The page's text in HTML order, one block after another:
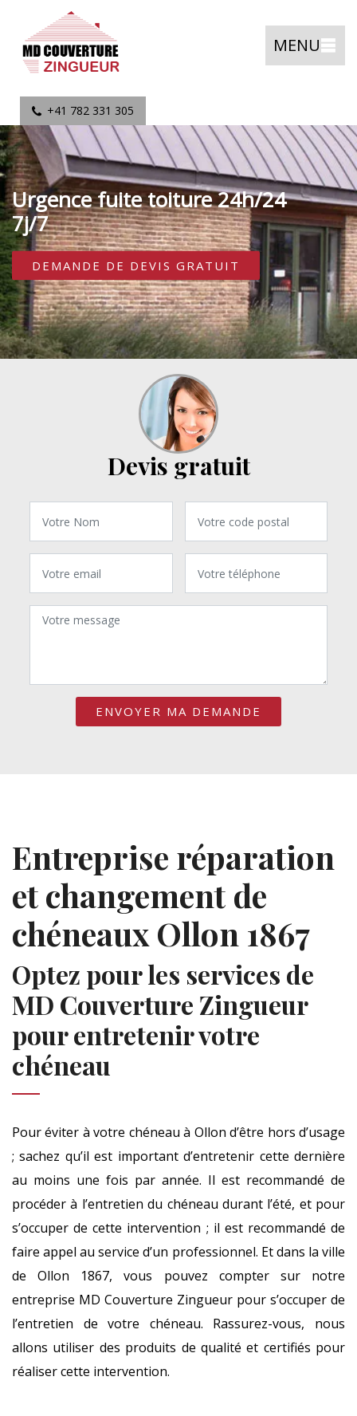
MENU
+41 782 331 305
Urgence fuite toiture 24h/24
7j/7
DEMANDE DE DEVIS GRATUIT
Devis gratuit
Entreprise réparation
et changement de
chéneaux Ollon 1867
Optez pour les services de
MD Couverture Zingueur
pour entretenir votre
chéneau
Pour éviter à votre chéneau à Ollon d’être hors d’usage
; sachez qu’il est important d’entretenir cette dernière
au moins une fois par année. Il est recommandé de
procéder à l’entretien du chéneau durant l’été, et pour
s’occuper de cette intervention ; il est recommandé de
faire appel au service d’un professionnel. Et dans la ville
de Ollon 1867, vous pouvez compter sur notre
entreprise MD Couverture Zingueur pour s’occuper de
l’entretien de votre chéneau. Rassurez-vous, nous
allons utiliser des produits de qualité et certifiés pour
réaliser cette intervention.